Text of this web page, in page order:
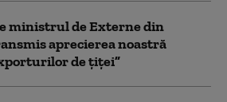
ministrul de Externe din
aprecierea noastră
de țiței”